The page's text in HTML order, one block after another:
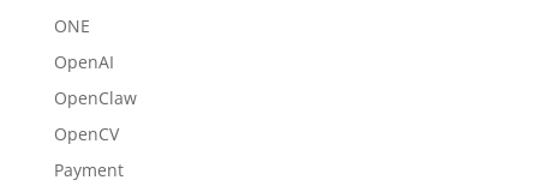
ONE
OpenAI
OpenClaw
OpenCV
Payment